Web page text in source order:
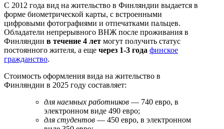
С 2012 года вид на жительство в Финляндии выдается в
форме биометрической карты, с встроенными
цифровыми фотографиями и отпечатками пальцев.
Обладатели непрерывного ВНЖ после проживания в
Финляндии в течение 4 лет могут получить статус
постоянного жителя, а еще через 1-3 года финское
гражданство.
Стоимость оформления вида на жительство в
Финляндии в 2025 году составляет:
для наемных работников — 740 евро, в
электронном виде 490 евро;
для студентов — 450 евро, в электронном